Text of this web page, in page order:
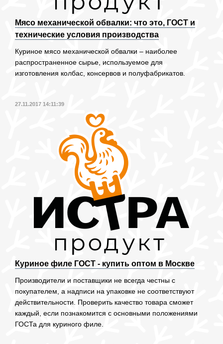
Мясо механической обвалки: что это, ГОСТ и
технические условия производства
Куриное мясо механической обвалки – наиболее
распространенное сырье, используемое для
изготовления колбас, консервов и полуфабрикатов.
27.11.2017 14:11:39
Куриное филе ГОСТ - купить оптом в Москве
Производители и поставщики не всегда честны с
покупателем, а надписи на упаковке не соответствуют
действительности. Проверить качество товара сможет
каждый, если познакомится с основными положениями
ГОСТа для куриного филе.